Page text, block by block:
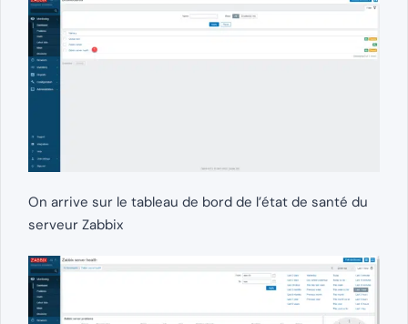
On arrive sur le tableau de bord de l’état de santé du
serveur Zabbix